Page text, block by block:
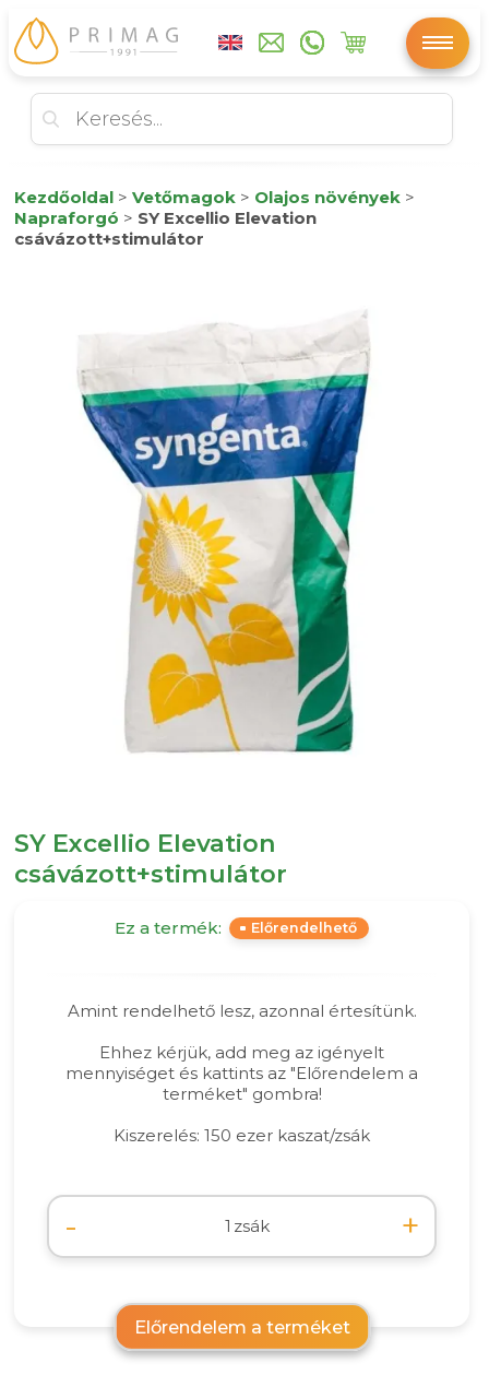
Kezdőoldal > Vetőmagok > Olajos növények >
Napraforgó > SY Excellio Elevation
csávázott+stimulátor
SY Excellio Elevation
csávázott+stimulátor
Ez a termék: Előrendelhető
Amint rendelhető lesz, azonnal értesítünk.
Ehhez kérjük, add meg az igényelt
mennyiséget és kattints az "Előrendelem a
terméket" gombra!
Kiszerelés: 150 ezer kaszat/zsák
- zsák +
Előrendelem a terméket